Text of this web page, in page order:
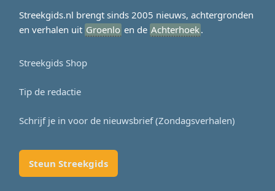
Streekgids.nl brengt sinds 2005 nieuws, achtergronden
en verhalen uit Groenlo en de Achterhoek.
Streekgids Shop
Tip de redactie
Schrijf je in voor de nieuwsbrief (Zondagsverhalen)
Steun Streekgids